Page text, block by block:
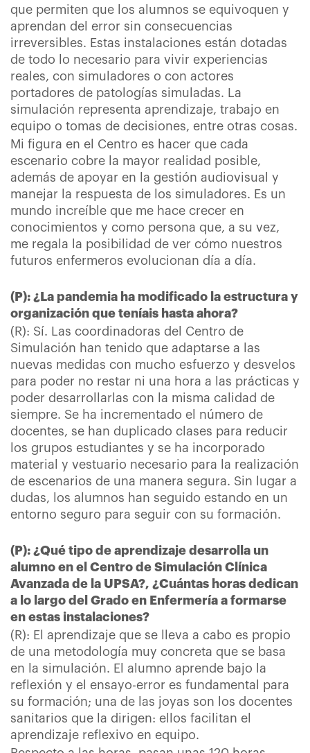
que permiten que los alumnos se equivoquen y
aprendan del error sin consecuencias
irreversibles. Estas instalaciones están dotadas
de todo lo necesario para vivir experiencias
reales, con simuladores o con actores
portadores de patologías simuladas. La
simulación representa aprendizaje, trabajo en
equipo o tomas de decisiones, entre otras cosas.
Mi figura en el Centro es hacer que cada
escenario cobre la mayor realidad posible,
además de apoyar en la gestión audiovisual y
manejar la respuesta de los simuladores. Es un
mundo increíble que me hace crecer en
conocimientos y como persona que, a su vez,
me regala la posibilidad de ver cómo nuestros
futuros enfermeros evolucionan día a día.
(P): ¿La pandemia ha modificado la estructura y
organización que teníais hasta ahora?
(R): Sí. Las coordinadoras del Centro de
Simulación han tenido que adaptarse a las
nuevas medidas con mucho esfuerzo y desvelos
para poder no restar ni una hora a las prácticas y
poder desarrollarlas con la misma calidad de
siempre. Se ha incrementado el número de
docentes, se han duplicado clases para reducir
los grupos estudiantes y se ha incorporado
material y vestuario necesario para la realización
de escenarios de una manera segura. Sin lugar a
dudas, los alumnos han seguido estando en un
entorno seguro para seguir con su formación.
(P): ¿Qué tipo de aprendizaje desarrolla un
alumno en el Centro de Simulación Clínica
Avanzada de la UPSA?, ¿Cuántas horas dedican
a lo largo del Grado en Enfermería a formarse
en estas instalaciones?
(R): El aprendizaje que se lleva a cabo es propio
de una metodología muy concreta que se basa
en la simulación. El alumno aprende bajo la
reflexión y el ensayo-error es fundamental para
su formación; una de las joyas son los docentes
sanitarios que la dirigen: ellos facilitan el
aprendizaje reflexivo en equipo.